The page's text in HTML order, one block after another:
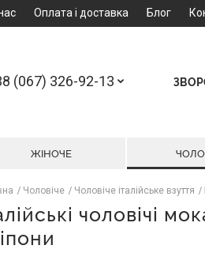
Оплата і доставка Блог
(067) 326-92-13
ЖІНОЧЕ
Чоловіче Чоловіче італійське взуття
чоловічі